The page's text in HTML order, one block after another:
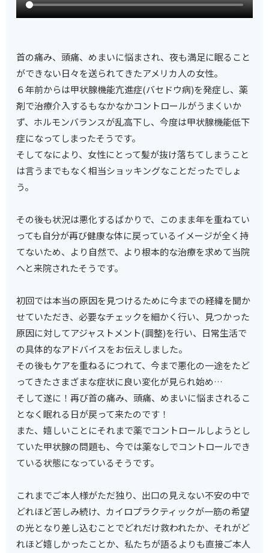
首の痛み、頭痛、めまいに悩まされ、夜も満足に眠ること
ができない日々を送られてきたアメリカ人の女性。
６年前からは甲状腺機能亢進症(バセドウ病)を発症し、薬
剤で治療介入するもなかなかコントロールがうまくいか
ず、ホルモンバランスが乱高下し、今度は甲状腺機能低下
症になってしまったそうです。
そしてなにより、女性にとって髪が抜け落ちてしまうこと
は言うまでもなく相当ショッキングなことだったでしょ
う。
その後も状況は悪化するばかりで、このまま年を重ねてい
っても自分が再び健康な体に戻っているイメージが全く持
てないため、より自然で、より根本的な治療を求めて当院
へと来院されたそうです。
初回では本当の原因を見つけるために今までの経緯を聞か
せていただき、必要なチェックを細かく行い、見つかった
原因に対してアジャストメント(調整)を行い、日常生活で
の具体的なアドバイスをお伝えしました。
その後もケアを重ねるにつれて、今まで悪化の一途をたど
ってきたさまざまな症状に良い変化が見られ始め…
そして遂に！再び首の痛み、頭痛、めまいに悩まされるこ
となく眠れる日が戻って来たのです！
また、嬉しいことにそれまで薬でコントロールしようとし
ていた甲状腺の問題も、今では薬なしでコントロールでき
ている状態になっているそうです。
これまでご本人様がただ独り、出口の見えない不安の中で
どれほど苦しみ続け、カイロプラクティックが一筋の希望
の光となり差し込むことでどれだけ救われたか、それがど
れほど嬉しかったことか、私たちが語るよりも直接ご本人